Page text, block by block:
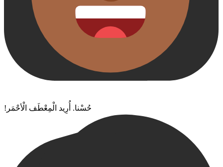
!حُسْنا. أُرِيد الْمِعْطَف الْأحْمَر